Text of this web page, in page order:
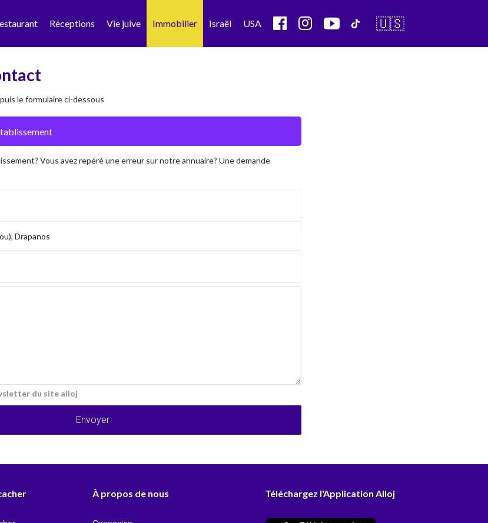
Réceptions Vie juive Immobilier Israël USA 🇺🇸
le formulaire ci-dessous
Vous avez repéré une erreur sur notre annuaire? Une demande
du site alloj
Envoyer
À propos de nous Téléchargez l'Application Alloj